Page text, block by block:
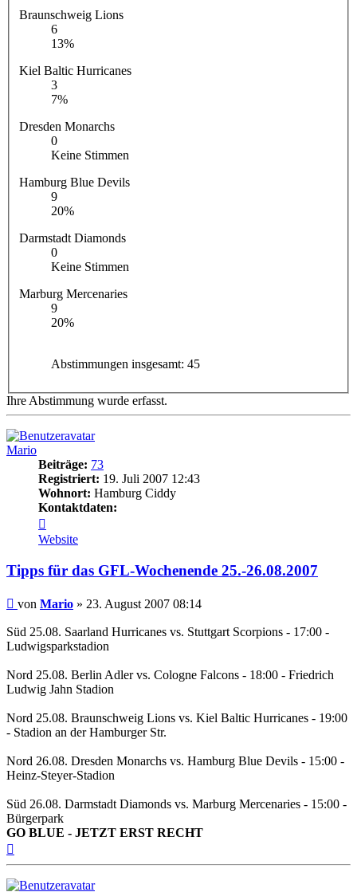
Braunschweig Lions
6
13%
Kiel Baltic Hurricanes
3
7%
Dresden Monarchs
0
Keine Stimmen
Hamburg Blue Devils
9
20%
Darmstadt Diamonds
0
Keine Stimmen
Marburg Mercenaries
9
20%
Abstimmungen insgesamt: 45
Ihre Abstimmung wurde erfasst.
Mario
Beiträge: 73
Registriert: 19. Juli 2007 12:43
Wohnort: Hamburg Ciddy
Kontaktdaten:
von
Mario
Website
Tipps für das GFL-Wochenende 25.-26.08.2007
Beitrag
von Mario » 23. August 2007 08:14
Süd 25.08. Saarland Hurricanes vs. Stuttgart Scorpions - 17:00 -
Ludwigsparkstadion
Nord 25.08. Berlin Adler vs. Cologne Falcons - 18:00 - Friedrich
Ludwig Jahn Stadion
Nord 25.08. Braunschweig Lions vs. Kiel Baltic Hurricanes - 19:00
- Stadion an der Hamburger Str.
Nord 26.08. Dresden Monarchs vs. Hamburg Blue Devils - 15:00 -
Heinz-Steyer-Stadion
Süd 26.08. Darmstadt Diamonds vs. Marburg Mercenaries - 15:00 -
Bürgerpark
GO BLUE - JETZT ERST RECHT